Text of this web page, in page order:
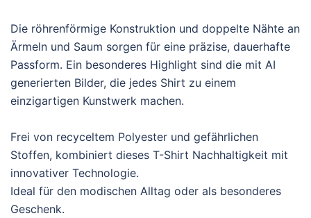
Die röhrenförmige Konstruktion und doppelte Nähte an
Ärmeln und Saum sorgen für eine präzise, dauerhafte
Passform. Ein besonderes Highlight sind die mit AI
generierten Bilder, die jedes Shirt zu einem
einzigartigen Kunstwerk machen.
Frei von recyceltem Polyester und gefährlichen
Stoffen, kombiniert dieses T-Shirt Nachhaltigkeit mit
innovativer Technologie.
Ideal für den modischen Alltag oder als besonderes
Geschenk.